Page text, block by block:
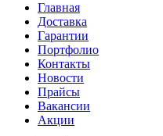
Главная
Доставка
Гарантии
Портфолио
Контакты
Новости
Прайсы
Вакансии
Акции